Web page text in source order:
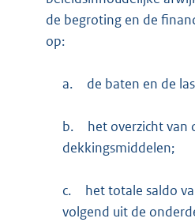
de begroting en de
op:
a. de baten en de
b.
het overzicht van
dekkingsmiddelen;
c.
het totale saldo
volgend uit de